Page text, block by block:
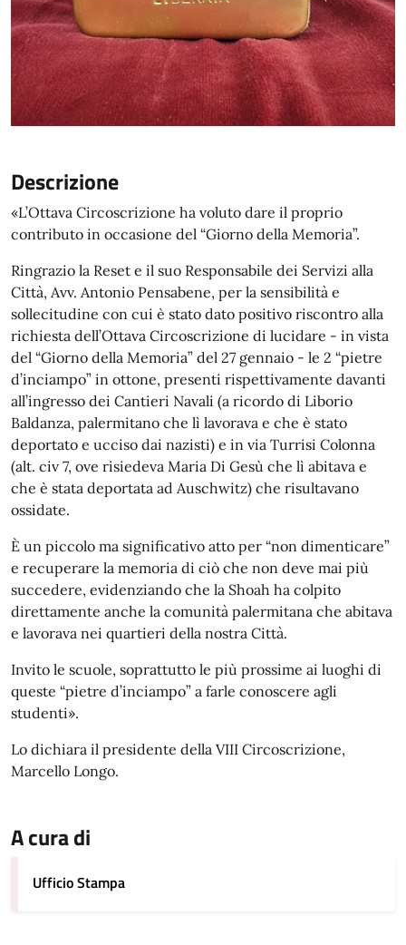
Descrizione
«L’Ottava Circoscrizione ha voluto dare il proprio
contributo in occasione del “Giorno della Memoria”.
Ringrazio la Reset e il suo Responsabile dei Servizi alla
Città, Avv. Antonio Pensabene, per la sensibilità e
sollecitudine con cui è stato dato positivo riscontro alla
richiesta dell’Ottava Circoscrizione di lucidare - in vista
del “Giorno della Memoria” del 27 gennaio - le 2 “pietre
d’inciampo” in ottone, presenti rispettivamente davanti
all’ingresso dei Cantieri Navali (a ricordo di Liborio
Baldanza, palermitano che lì lavorava e che è stato
deportato e ucciso dai nazisti) e in via Turrisi Colonna
(alt. civ 7, ove risiedeva Maria Di Gesù che lì abitava e
che è stata deportata ad Auschwitz) che risultavano
ossidate.
È un piccolo ma significativo atto per “non dimenticare”
e recuperare la memoria di ciò che non deve mai più
succedere, evidenziando che la Shoah ha colpito
direttamente anche la comunità palermitana che abitava
e lavorava nei quartieri della nostra Città.
Invito le scuole, soprattutto le più prossime ai luoghi di
queste “pietre d’inciampo” a farle conoscere agli
studenti».
Lo dichiara il presidente della VIII Circoscrizione,
Marcello Longo.
A cura di
Ufficio Stampa